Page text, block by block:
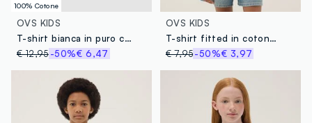
100% Cotone
OVS KIDS
T-shirt bianca in puro cotone con strass per ragazza slim fit
€ 12,95-50%€ 6,47
OVS KIDS
T-shirt fitted in cotone elasticizzato da ragazza a righe multicolor
€ 7,95-50%€ 3,97